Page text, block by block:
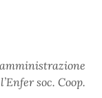
soc. Coop.